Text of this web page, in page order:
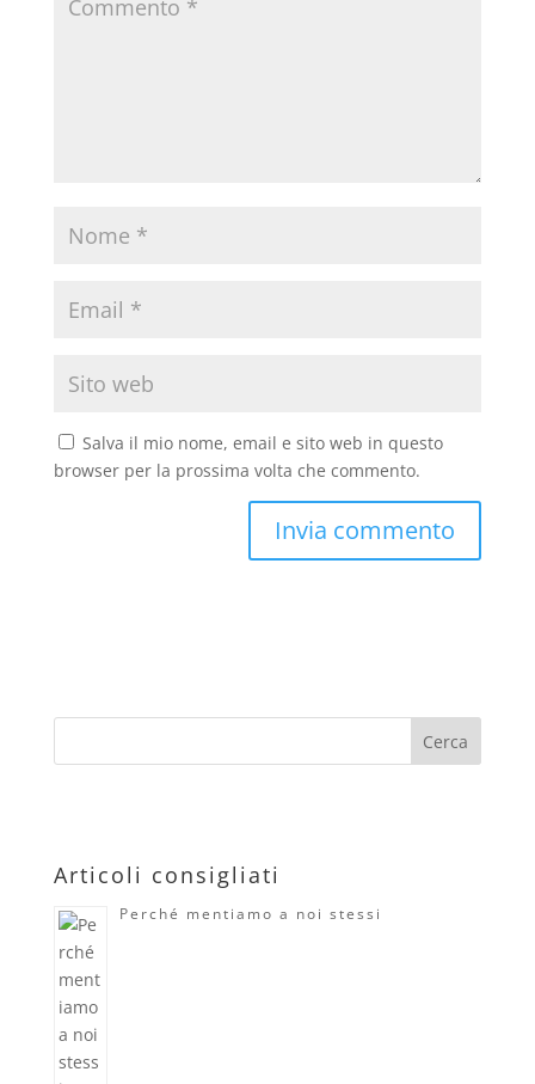
Salva il mio nome, email e sito web in questo
browser per la prossima volta che commento.
Articoli consigliati
Perché mentiamo a noi stessi